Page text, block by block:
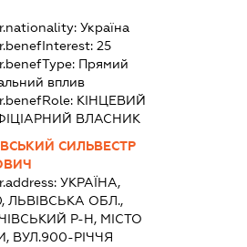
Україна
25
Прямий
вплив
КІНЦЕВИЙ
ВЛАСНИК
СИЛЬВЕСТР
УКРАЇНА,
ЛЬВІВСЬКА ОБЛ.,
Р-Н, МІСТО
ВУЛ.900-РІЧЧЯ